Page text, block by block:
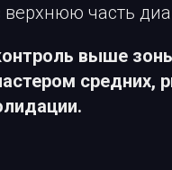
часть
выше
средних,